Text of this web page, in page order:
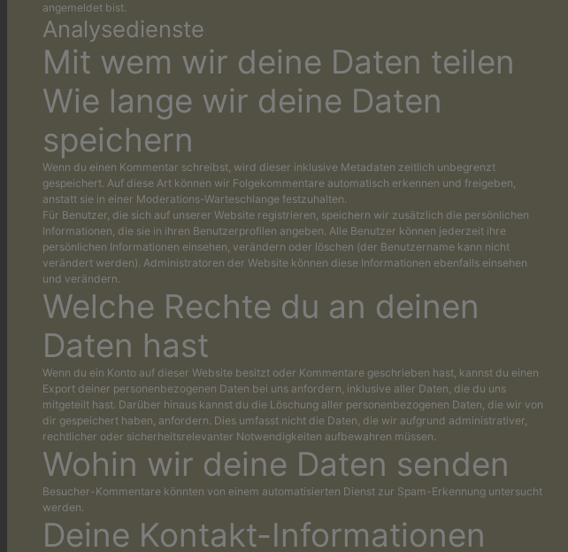
angemeldet bist.
Analysedienste
Mit wem wir deine Daten teilen
Wie lange wir deine Daten
speichern
Wenn du einen Kommentar schreibst, wird dieser inklusive Metadaten zeitlich unbegrenzt
gespeichert. Auf diese Art können wir Folgekommentare automatisch erkennen und freigeben,
anstatt sie in einer Moderations-Warteschlange festzuhalten.
Für Benutzer, die sich auf unserer Website registrieren, speichern wir zusätzlich die persönlichen
Informationen, die sie in ihren Benutzerprofilen angeben. Alle Benutzer können jederzeit ihre
persönlichen Informationen einsehen, verändern oder löschen (der Benutzername kann nicht
verändert werden). Administratoren der Website können diese Informationen ebenfalls einsehen
und verändern.
Welche Rechte du an deinen
Daten hast
Wenn du ein Konto auf dieser Website besitzt oder Kommentare geschrieben hast, kannst du einen
Export deiner personenbezogenen Daten bei uns anfordern, inklusive aller Daten, die du uns
mitgeteilt hast. Darüber hinaus kannst du die Löschung aller personenbezogenen Daten, die wir von
dir gespeichert haben, anfordern. Dies umfasst nicht die Daten, die wir aufgrund administrativer,
rechtlicher oder sicherheitsrelevanter Notwendigkeiten aufbewahren müssen.
Wohin wir deine Daten senden
Besucher-Kommentare könnten von einem automatisierten Dienst zur Spam-Erkennung untersucht
werden.
Deine Kontakt-Informationen